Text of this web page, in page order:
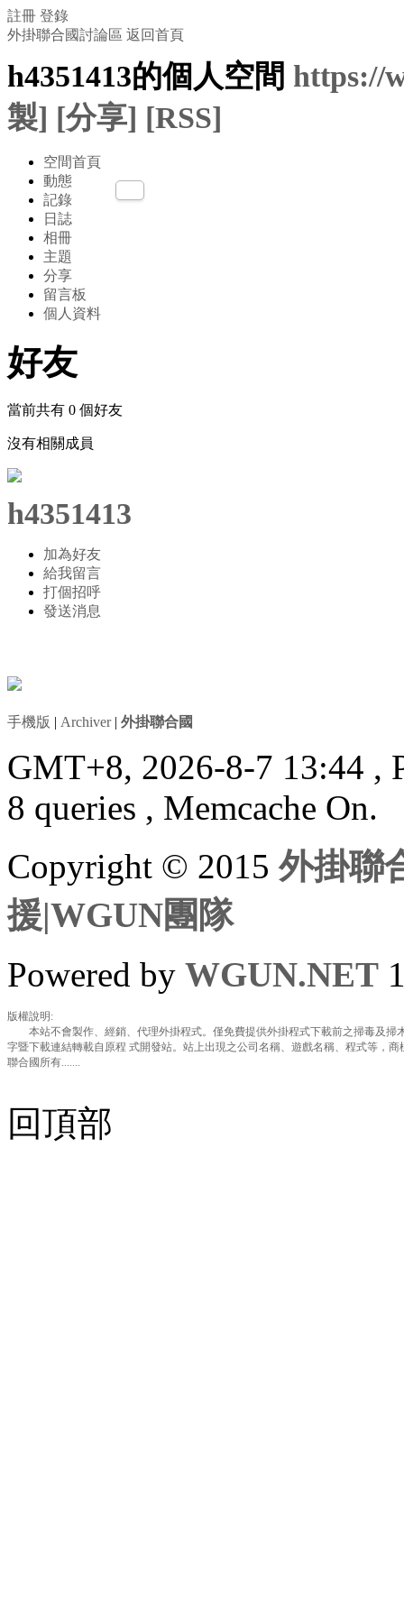
註冊 登錄
外掛聯合國討論區 返回首頁
h4351413的個人空間 https://
製] [分享] [RSS]
空間首頁
動態
記錄
日誌
相冊
主題
分享
留言板
個人資料
好友
當前共有 0 個好友
沒有相關成員
h4351413
加為好友
給我留言
打個招呼
發送消息
手機版 | Archiver| 外掛聯合國
GMT+8, 2026-8-7 13:44 ,
8 queries , Memcache On.
Copyright © 2015外掛聯
援|WGUN團隊
Powered by WGUN.NET
版權說明:
本站不會製作、經銷、代理外掛程式。僅免費提供外掛程式下載前之掃毒及掃
字暨下載連結轉載自原程 式開發站。站上出現之公司名稱、遊戲名稱、程式等，
聯合國所有.......
回頂部